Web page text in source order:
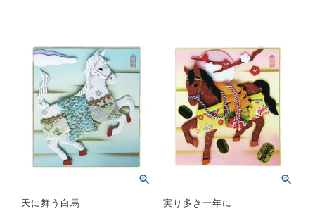
天に舞う白馬
実り多き一年に